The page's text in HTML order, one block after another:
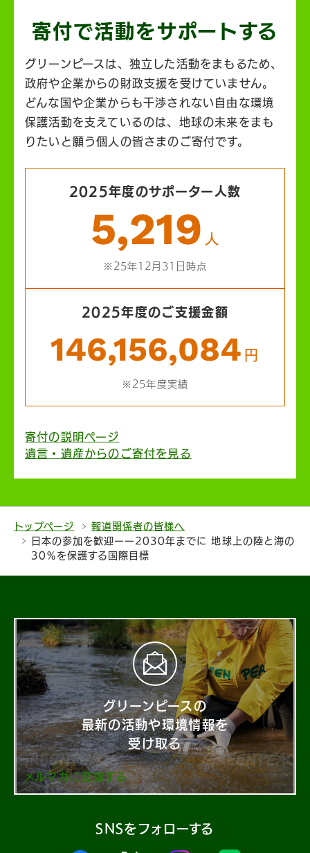
寄付で活動をサポートする
グリーンピースは、独立した活動をまもるため、
政府や企業からの財政支援を受けていません。
どんな国や企業からも干渉されない自由な環境
保護活動を支えているのは、地球の未来をまも
りたいと願う個人の皆さまのご寄付です。
2025年度のサポーター人数
5,219 人
※25年12月31日時点
2025年度のご支援金額
146,156,084 円
※25年度実績
寄付の説明ページ
遺言・遺産からのご寄付を見る
トップページ
報道関係者の皆様へ
日本の参加を歓迎ーー2030年までに 地球上の陸と海の
30％を保護する国際目標
グリーンピースの
最新の活動や環境情報を
受け取る
メルマガに登録する
SNSをフォローする